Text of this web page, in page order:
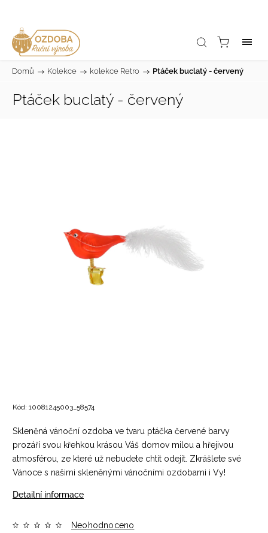
Domů / Kolekce / kolekce Retro / Ptáček buclatý - červený
Ptáček buclatý - červený
Kód: 10081245003_58574
Skleněná vánoční ozdoba ve tvaru ptáčka červené barvy
prozáří svou křehkou krásou Váš domov milou a hřejivou
atmosférou, ze které už nebudete chtít odejít. Zkrášlete své
Vánoce s našimi skleněnými vánočními ozdobami i Vy!
Detailní informace
Neohodnoceno